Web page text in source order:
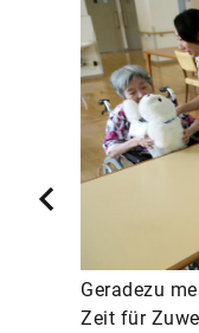
Geradezu
Zeit für